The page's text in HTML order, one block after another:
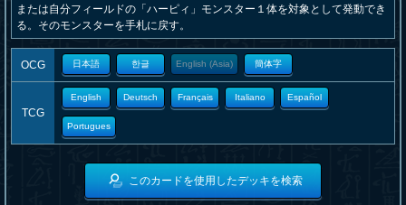
または自分フィールドの「ハーピィ」モンスター１体を対象として発動でき
る。そのモンスターを手札に戻す。
OCG 日本語 한글 English (Asia) 簡体字
TCG
English Deutsch Français Italiano Español
Portugues
このカードを使用したデッキを検索